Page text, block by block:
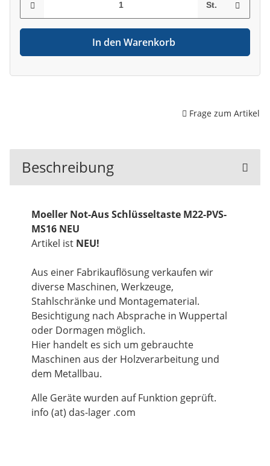
St.
In den Warenkorb
Frage zum Artikel
Beschreibung
Moeller Not-Aus Schlüsseltaste M22-PVS-
MS16 NEU
Artikel ist NEU!
Aus einer Fabrikauflösung verkaufen wir
diverse Maschinen, Werkzeuge,
Stahlschränke und Montagematerial.
Besichtigung nach Absprache in Wuppertal
oder Dormagen möglich.
Hier handelt es sich um gebrauchte
Maschinen aus der Holzverarbeitung und
dem Metallbau.
Alle Geräte wurden auf Funktion geprüft.
info (at) das-lager .com